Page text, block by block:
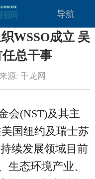
导航
WSSO成立 吴
总干事
源: 千龙网
会(NST)及其主
国纽约及瑞士苏
续发展领域目前
生态环境产业、